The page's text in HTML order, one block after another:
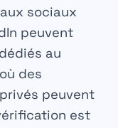
sociaux
peuvent
au
où des
peuvent
est